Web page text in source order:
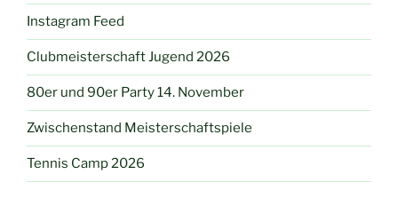
Instagram Feed
Clubmeisterschaft Jugend 2026
80er und 90er Party 14. November
Zwischenstand Meisterschaftspiele
Tennis Camp 2026